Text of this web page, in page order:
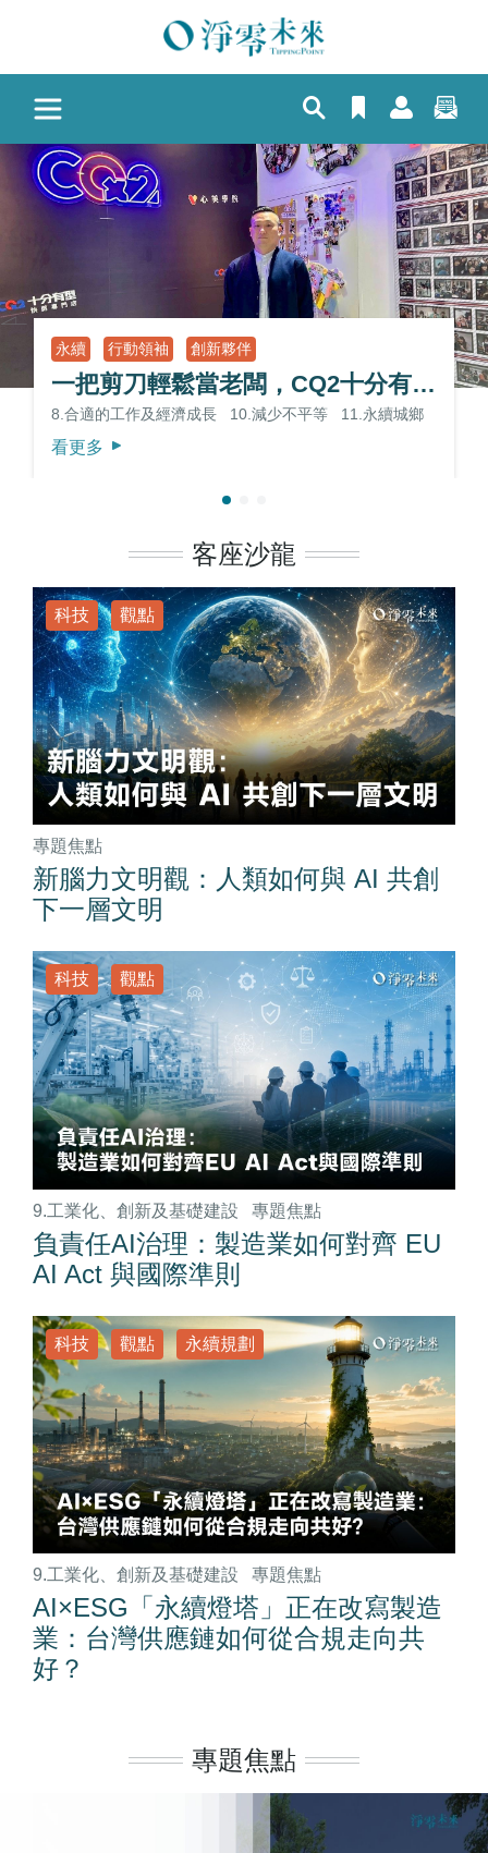
永續 行動領袖 創新夥伴
一把剪刀輕鬆當老闆，CQ2十分有型快剪全台展店的祕訣
8.合適的工作及經濟成長 10.減少不平等 11.永續城鄉
看更多
Previous
客座沙龍
科技 觀點
專題焦點
新腦力文明觀：人類如何與 AI 共創
下一層文明
科技 觀點
9.工業化、創新及基礎建設 專題焦點
負責任AI治理：製造業如何對齊 EU
AI Act 與國際準則
科技 觀點 永續規劃
9.工業化、創新及基礎建設 專題焦點
AI×ESG「永續燈塔」正在改寫製造
業：台灣供應鏈如何從合規走向共
好？
專題焦點